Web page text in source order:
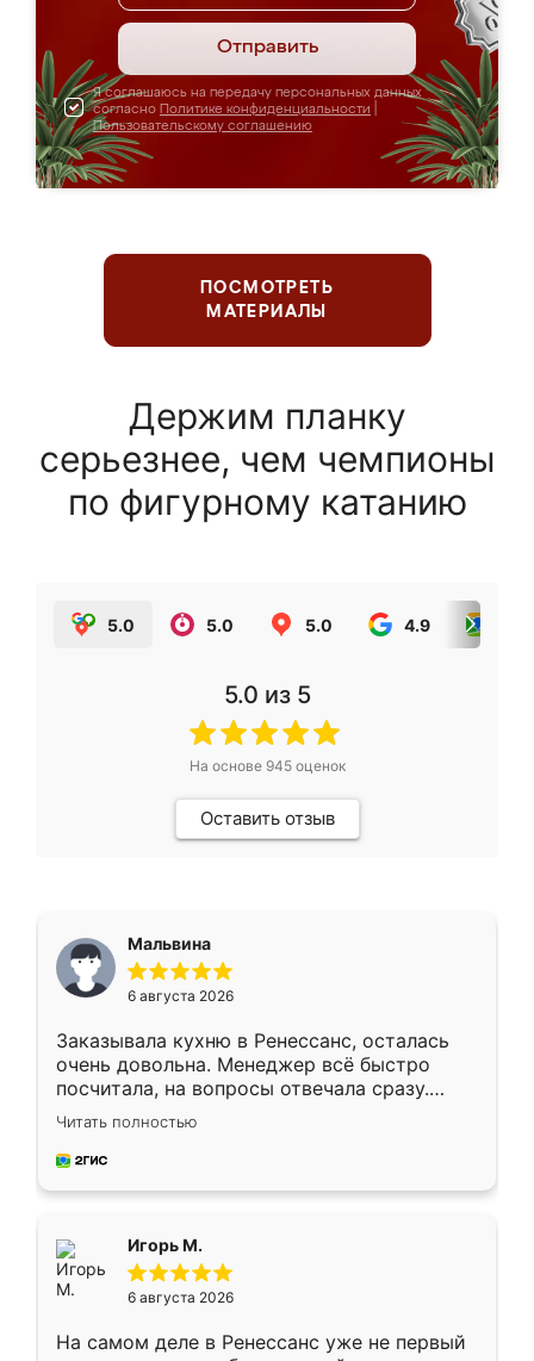
Отправить
Я соглашаюсь на передачу персональных данных
согласно Политике конфиденциальности
Пользовательскому соглашению
ПОСМОТРЕТЬ
МАТЕРИАЛЫ
Держим планку
серьезнее, чем чемпионы
по фигурному катанию
5.0 5.0 5.0 4.9
5.0 из 5
На основе 945оценок
Оставить отзыв
Мальвина
6 августа 2026
Заказывала кухню в Ренессанс, осталась
очень довольна. Менеджер всё быстро
посчитала, на вопросы отвечала сразу.
Замерщик приехал в субботу, подошёл к
делу со всей ответственностью. Собрали
за день, ребята работали аккуратно, даже
Читать полностью
Игорь М.
6 августа 2026
На самом деле в Ренессанс уже не первый